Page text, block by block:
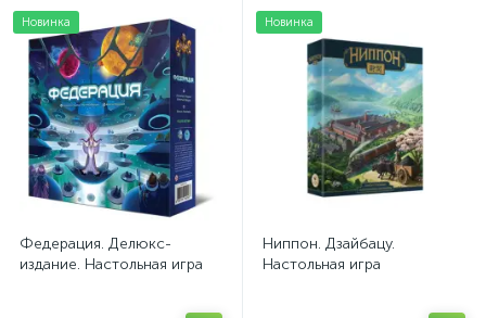
Новинка
Федерация. Делюкс-
издание. Настольная игра
Новинка
Ниппон. Дзайбацу.
Настольная игра